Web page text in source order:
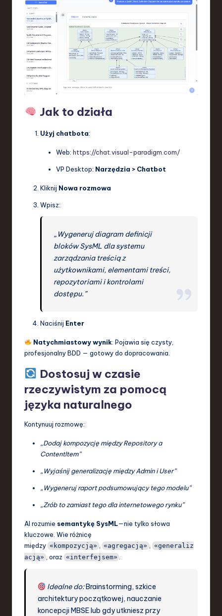
Jak to działa
Użyj chatbota:
Web: https://chat.visual-paradigm.com/
VP Desktop: Narzędzia > Chatbot
Kliknij Nowa rozmowa
Wpisz:
„Wygeneruj diagram definicji
bloków SysML dla systemu
zarządzania treścią z
użytkownikami, elementami treści,
repozytoriami i kontrolami
dostępu.”
Naciśnij Enter
Natychmiastowy wynik: Pojawia się czysty,
profesjonalny BDD — gotowy do dopracowania.
Dostosuj w czasie
rzeczywistym za pomocą
języka naturalnego
Kontynuuj rozmowę:
„Dodaj kompozycję między Repository a
ContentItem”
„Wyjaśnij generalizację między Admin i User”
„Wygeneruj raport podsumowujący tego modelu”
„Zrób to zamiast tego dla internetowego rynku”
AI rozumie semantykę SysML—nie tylko słowa
kluczowe. Wie różnicę
między «kompozycją» , «agregacją» , «generaliz
acją» , oraz «interfejsem»
Idealne do:Brainstorming, szkice
architektury początkowej, nauczanie
koncepcji MBSE lub gdy utkniesz przy